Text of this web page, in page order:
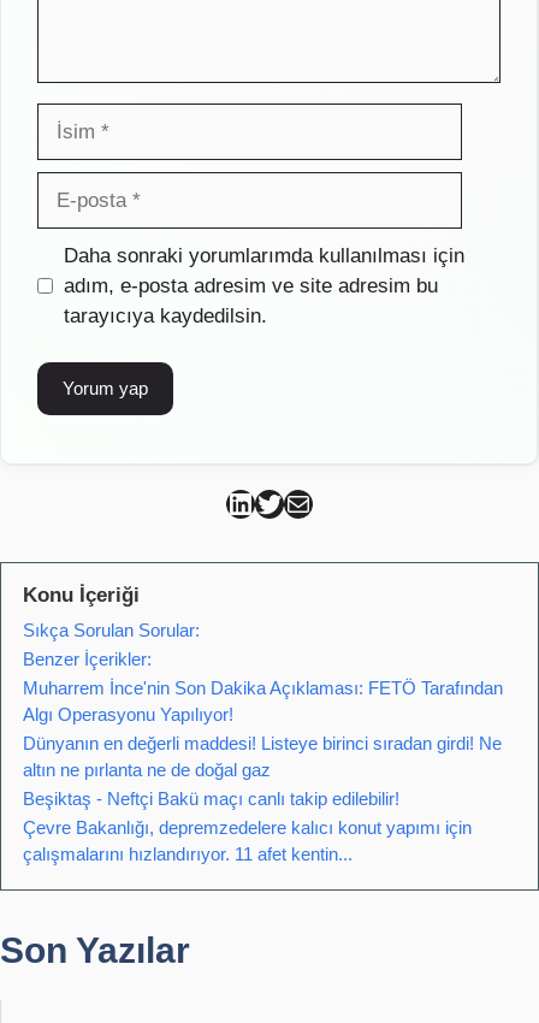
İsim
posta
İnternet
sitesi
Daha sonraki yorumlarımda kullanılması için
adım, e-posta adresim ve site adresim bu
tarayıcıya kaydedilsin.
Can Kütahya Linkedin
Can Kütahya Twitter
Can Kütahya Mail
Konu İçeriği
Sıkça Sorulan Sorular:
Benzer İçerikler:
Muharrem İnce'nin Son Dakika Açıklaması: FETÖ Tarafından
Algı Operasyonu Yapılıyor!
Dünyanın en değerli maddesi! Listeye birinci sıradan girdi! Ne
altın ne pırlanta ne de doğal gaz
Beşiktaş - Neftçi Bakü maçı canlı takip edilebilir!
Çevre Bakanlığı, depremzedelere kalıcı konut yapımı için
çalışmalarını hızlandırıyor. 11 afet kentin...
Son Yazılar